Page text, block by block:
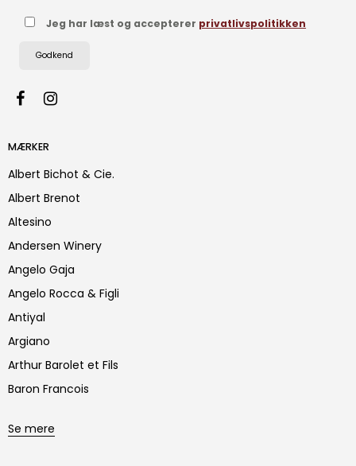
Jeg har læst og accepterer privatlivspolitikken
Godkend
MÆRKER
Albert Bichot & Cie.
Albert Brenot
Altesino
Andersen Winery
Angelo Gaja
Angelo Rocca & Figli
Antiyal
Argiano
Arthur Barolet et Fils
Baron Francois
Se mere